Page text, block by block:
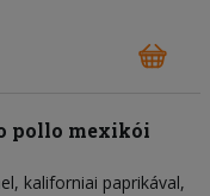
pollo mexikói
kaliforniai paprikával,